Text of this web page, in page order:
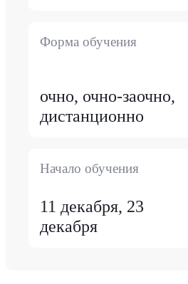
Форма обучения
очно, очно-заочно,
дистанционно
Начало обучения
11 декабря, 23
декабря